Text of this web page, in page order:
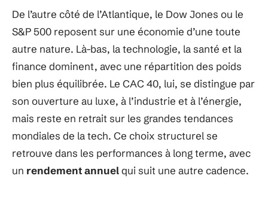
De l’autre côté de l’Atlantique, le Dow Jones ou le
S&P 500 reposent sur une économie d’une toute
autre nature. Là-bas, la technologie, la santé et la
finance dominent, avec une répartition des poids
bien plus équilibrée. Le CAC 40, lui, se distingue par
son ouverture au luxe, à l’industrie et à l’énergie,
mais reste en retrait sur les grandes tendances
mondiales de la tech. Ce choix structurel se
retrouve dans les performances à long terme, avec
un rendement annuelqui suit une autre cadence.